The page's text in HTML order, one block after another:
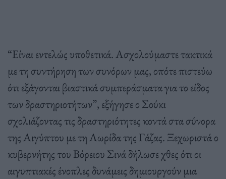
“Είναι εντελώς υποθετικά. Ασχολούμαστε τακτικά
με τη συντήρηση των συνόρων μας, οπότε πιστεύω
ότι εξάγονται βιαστικά συμπεράσματα για το είδος
των δραστηριοτήτων”, εξήγησε ο Σούκι
σχολιάζοντας τις δραστηριότητες κοντά στα σύνορα
της Αιγύπτου με τη Λωρίδα της Γάζας. Ξεχωριστά ο
κυβερνήτης του Βόρειου Σινά δήλωσε χθες ότι οι
αιγυπτιακές ένοπλες δυνάμεις δημιουργούν μια